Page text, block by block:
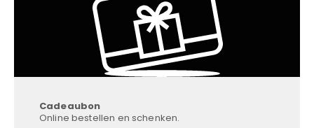
Cadeaubon
Online bestellen en schenken.